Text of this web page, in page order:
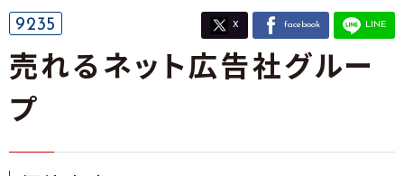
9235 X facebook LINE
売れるネット広告社グルー
プ